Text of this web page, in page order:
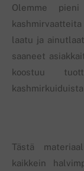
Olemme
laatu ja
saaneet
koostuu
Tästä
kaikkein